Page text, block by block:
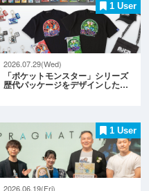
1 User
2026.07.29(Wed)
「ポケットモンスター」シリーズ
歴代パッケージをデザインした…
1 User
2026.06.19(Fri)